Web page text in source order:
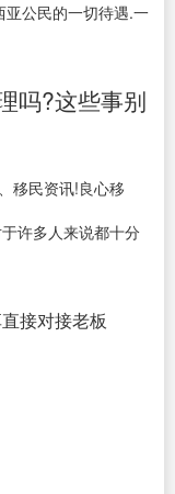
亚公民的一切待遇.一
吗?这些事别
移民资讯!良心移
许多人来说都十分
接对接老板